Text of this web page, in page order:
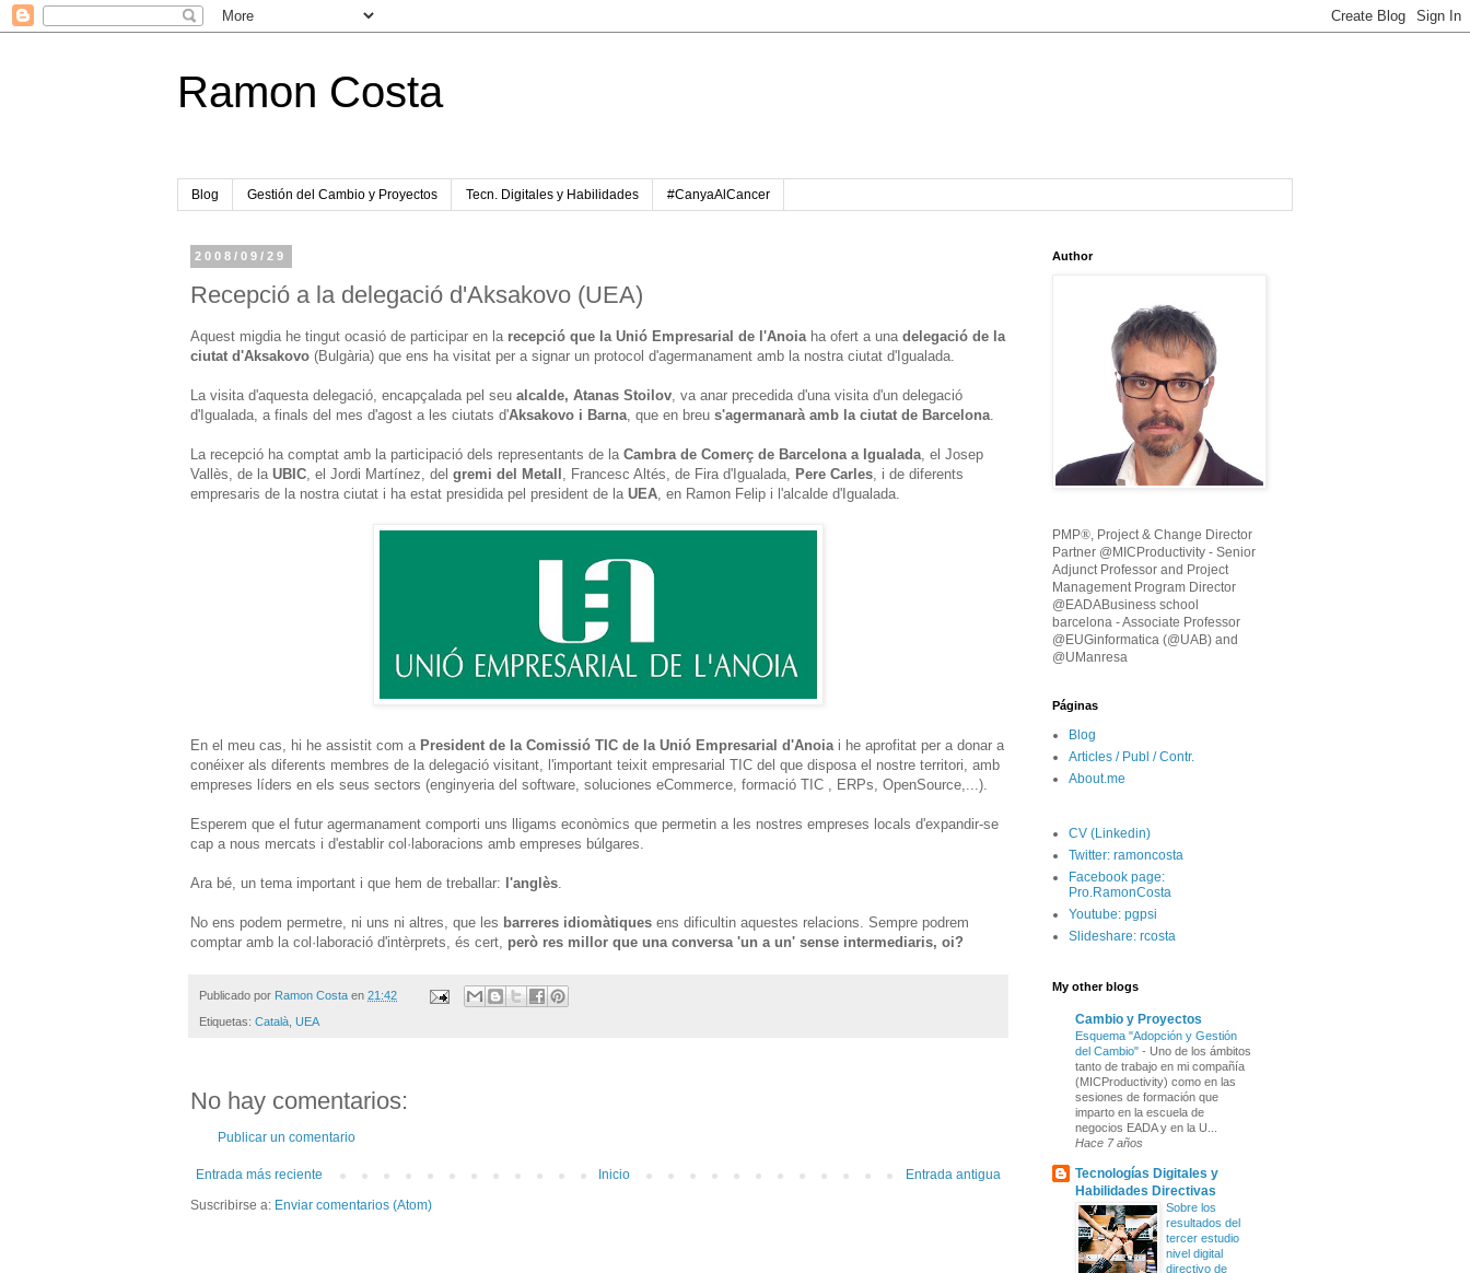
Ramon Costa
Blog Gestión del Cambio y Proyectos Tecn. Digitales y Habilidades #CanyaAlCancer
2008/09/29
Recepció a la delegació d'Aksakovo (UEA)
Aquest migdia he tingut ocasió de participar en la recepció que la Unió Empresarial de l'Anoiaha ofert a una delegació de la
ciutat d'Aksakovo (Bulgària) que ens ha visitat per a signar un protocol d'agermanament amb la nostra ciutat d'Igualada.
La visita d'aquesta delegació, encapçalada pel seu alcalde, Atanas Stoilov, va anar precedida d'una visita d'un delegació
d'Igualada, a finals del mes d'agost a les ciutats d'Aksakovo i Barna, que en breu s'agermanarà amb la ciutat de Barcelona.
La recepció ha comptat amb la participació dels representants de la Cambra de Comerç de Barcelona a Igualada, el Josep
Vallès, de la UBIC, el Jordi Martínez, del gremi del Metall , Francesc Altés, de Fira d'Igualada, Pere Carles, i de diferents
empresaris de la nostra ciutat i ha estat presidida pel president de la UEA, en Ramon Felip i l'alcalde d'Igualada.
En el meu cas, hi he assistit com a President de la Comissió TIC de la Unió Empresarial d'Anoiai he aprofitat per a donar a
conéixer als diferents membres de la delegació visitant, l'important teixit empresarial TIC del que disposa el nostre territori, amb
empreses líders en els seus sectors (enginyeria del software, soluciones eCommerce, formació TIC , ERPs, OpenSource,...).
Esperem que el futur agermanament comporti uns lligams econòmics que permetin a les nostres empreses locals d'expandir-se
cap a nous mercats i d'establir col·laboracions amb empreses búlgares.
Ara bé, un tema important i que hem de treballar: l'anglès.
No ens podem permetre, ni uns ni altres, que les barreres idiomàtiques ens dificultin aquestes relacions. Sempre podrem
comptar amb la col·laboració d'intèrprets, és cert, però res millor que una conversa 'un a un' sense intermediaris, oi?
Publicado por Ramon Costa en 21:42
Etiquetas: Català, UEA
No hay comentarios:
Publicar un comentario
Entrada más reciente Entrada antigua
Inicio
Suscribirse a: Enviar comentarios (Atom)
Author
PMP®, Project & Change Director
Partner @MICProductivity - Senior
Adjunct Professor and Project
Management Program Director
@EADABusiness school
barcelona - Associate Professor
@EUGinformatica (@UAB) and
@UManresa
Páginas
Blog
Articles / Publ / Contr.
About.me
CV (Linkedin)
Twitter: ramoncosta
Facebook page:
Pro.RamonCosta
Youtube: pgpsi
Slideshare: rcosta
My other blogs
Cambio y Proyectos
Esquema "Adopción y Gestión
del Cambio" - Uno de los ámbitos
tanto de trabajo en mi compañía
(MICProductivity) como en las
sesiones de formación que
imparto en la escuela de
negocios EADA y en la U...
Hace 7 años
Tecnologías Digitales y
Habilidades Directivas
Sobre los
resultados del
tercer estudio
nivel digital
directivo de